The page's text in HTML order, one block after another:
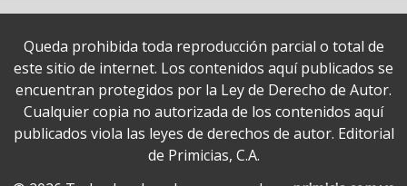
Queda prohibida toda reproducción parcial o total de
este sitio de internet. Los contenidos aquí publicados se
encuentran protegidos por la Ley de Derecho de Autor.
Cualquier copia no autorizada de los contenidos aquí
publicados viola las leyes de derechos de autor. Editorial
de Primicias, C.A.